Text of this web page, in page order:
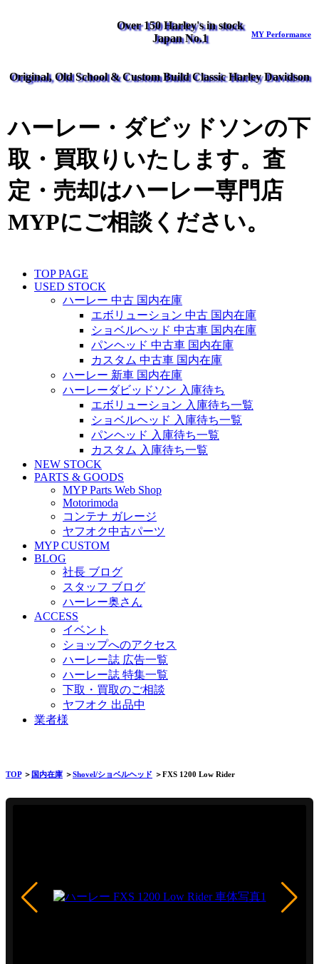
Over 150 Harley's in stock
Japan No.1
MY Performance
Original, Old School & Custom Build Classic Harley Davidson
ハーレー・ダビッドソンの下
取・買取りいたします。査
定・売却はハーレー専門店
MYPにご相談ください。
TOP PAGE
USED STOCK
ハーレー 中古 国内在庫
エボリューション 中古 国内在庫
ショベルヘッド 中古車 国内在庫
パンヘッド 中古車 国内在庫
カスタム 中古車 国内在庫
ハーレー 新車 国内在庫
ハーレーダビッドソン 入庫待ち
エボリューション 入庫待ち一覧
ショベルヘッド 入庫待ち一覧
パンヘッド 入庫待ち一覧
カスタム 入庫待ち一覧
NEW STOCK
PARTS & GOODS
MYP Parts Web Shop
Motorimoda
コンテナ ガレージ
ヤフオク中古パーツ
MYP CUSTOM
BLOG
社長 ブログ
スタッフ ブログ
ハーレー奥さん
ACCESS
イベント
ショップへのアクセス
ハーレー誌 広告一覧
ハーレー誌 特集一覧
下取・買取のご相談
ヤフオク 出品中
業者様
TOP＞ 国内在庫 ＞Shovel/ショベルヘッド ＞FXS 1200 Low Rider